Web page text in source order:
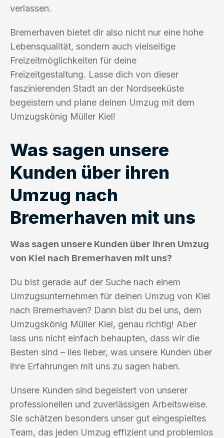
verlassen.
Bremerhaven bietet dir also nicht nur eine hohe
Lebensqualität, sondern auch vielseitige
Freizeitmöglichkeiten für deine
Freizeitgestaltung. Lasse dich von dieser
faszinierenden Stadt an der Nordseeküste
begeistern und plane deinen Umzug mit dem
Umzugskönig Müller Kiel!
Was sagen unsere
Kunden über ihren
Umzug nach
Bremerhaven mit uns
Was sagen unsere Kunden über ihren Umzug
von Kiel nach Bremerhaven mit uns?
Du bist gerade auf der Suche nach einem
Umzugsunternehmen für deinen Umzug von Kiel
nach Bremerhaven? Dann bist du bei uns, dem
Umzugskönig Müller Kiel, genau richtig! Aber
lass uns nicht einfach behaupten, dass wir die
Besten sind – lies lieber, was unsere Kunden über
ihre Erfahrungen mit uns zu sagen haben.
Unsere Kunden sind begeistert von unserer
professionellen und zuverlässigen Arbeitsweise.
Sie schätzen besonders unser gut eingespieltes
Team, das jeden Umzug effizient und problemlos